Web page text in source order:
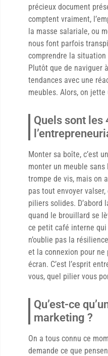
précieux document
comptent vraiment,
la masse salariale, ou
nous font parfois
comprendre la
Plutôt que de naviguer
tendances avec une
meubles. Alors, on
Quels sont les
Monter sa boîte, c’est
monter un meuble
trompe de vis, mais on
pas tout envoyer valser,
piliers solides. D’abord
quand le brouillard se
ce petit café interne
n’oublie pas la
et la connexion pour
écran. C’est l’esprit
vous, quel pilier vous
Qu’est-ce
marketing ?
On a tous connu ce
demande ce que